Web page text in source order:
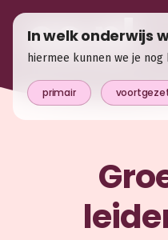
In welk onderwijs
hiermee kunnen we je
primair